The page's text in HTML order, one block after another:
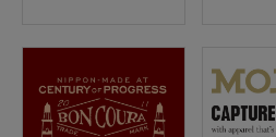
meeting_room ログイン 会員登録